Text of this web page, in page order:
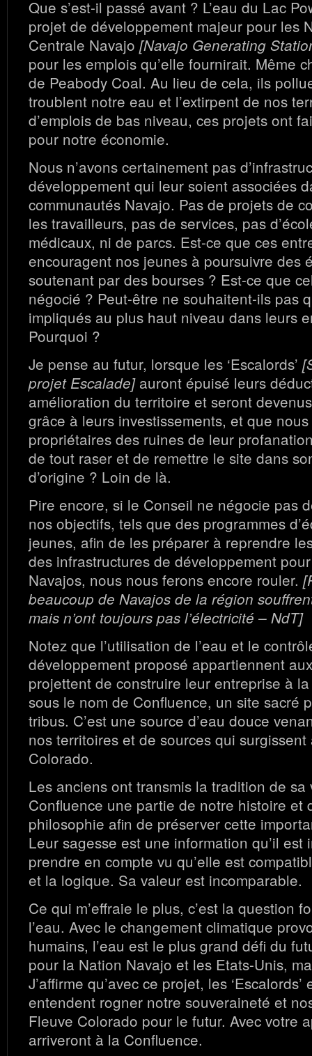
Que s’est-il passé avant ? L’eau du Lac
projet de développement majeur pour les
Centrale Navajo [Navajo Generating
pour les emplois qu’elle fournirait. Même
de Peabody Coal. Au lieu de cela, ils
troublent notre eau et l’extirpent de nos
d’emplois de bas niveau, ces projets ont
pour notre économie.
Nous n’avons certainement pas
développement qui leur soient associées
communautés Navajo. Pas de projets de
les travailleurs, pas de services, pas
médicaux, ni de parcs. Est-ce que ces
encouragent nos jeunes à poursuivre des
soutenant par des bourses ? Est-ce que
négocié ? Peut-être ne souhaitent-ils pas
impliqués au plus haut niveau dans leurs
Pourquoi ?
Je pense au futur, lorsque les ‘Escalords’
projet Escalade]auront épuisé leurs
amélioration du territoire et seront
grâce à leurs investissements, et que
propriétaires des ruines de leur
de tout raser et de remettre le site dans
d’origine ? Loin de là.
Pire encore, si le Conseil ne négocie pas
nos objectifs, tels que des programmes
jeunes, afin de les préparer à reprendre
des infrastructures de développement
Navajos, nous nous ferons encore rouler.
beaucoup de Navajos de la région
mais n’ont toujours pas l’électricité – NdT]
Notez que l’utilisation de l’eau et le
développement proposé appartiennent aux
projettent de construire leur entreprise à
sous le nom de Confluence, un site sacré
tribus. C’est une source d’eau douce
nos territoires et de sources qui surgissent
Colorado.
Les anciens ont transmis la tradition de
Confluence une partie de notre histoire et
philosophie afin de préserver cette
Leur sagesse est une information qu’il est
prendre en compte vu qu’elle est
et la logique. Sa valeur est incomparable.
Ce qui m’effraie le plus, c’est la question
l’eau. Avec le changement climatique
humains, l’eau est le plus grand défi du
pour la Nation Navajo et les Etats-Unis,
J’affirme qu’avec ce projet, les
entendent rogner notre souveraineté et
Fleuve Colorado pour le futur. Avec votre
arriveront à la Confluence.